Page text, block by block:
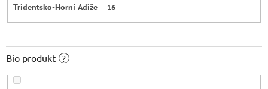
Tridentsko-Horní Adiže 16
Bio produkt ?